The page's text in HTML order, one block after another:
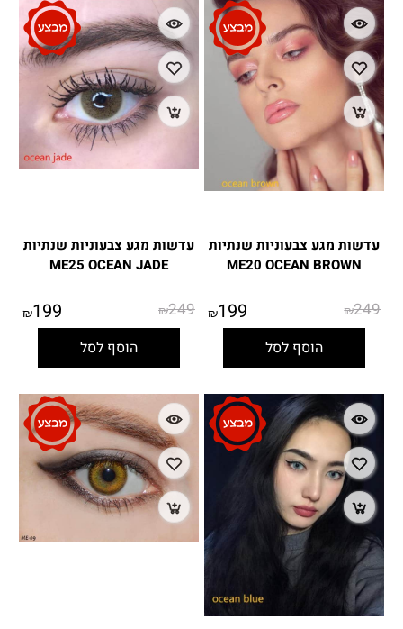
עדשות מגע צבעוניות שנתיות
ME20 OCEAN BROWN
₪249
₪199
הוסף לסל
עדשות מגע צבעוניות שנתיות
ME25 OCEAN JADE
₪249
₪199
הוסף לסל